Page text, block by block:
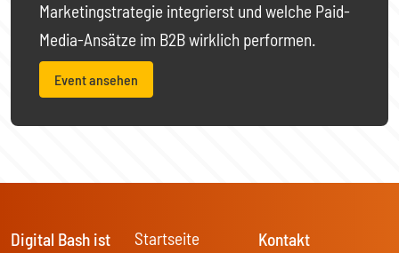
Marketingstrategie integrierst und welche Paid-
Media-Ansätze im B2B wirklich performen.
Event ansehen
Digital Bash ist
Startseite
Kontakt